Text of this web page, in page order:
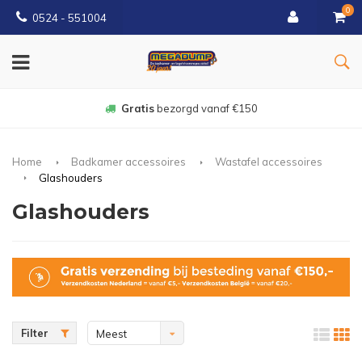
0524 - 551004
0
Gratisbezorgd vanaf €150
Home Badkamer accessoires
Wastafel accessoires
Glashouders
Glashouders
Filter
Meest